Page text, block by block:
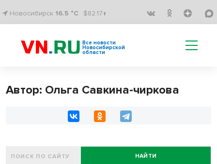
Новосибирск 16.5 °C $82.17↑
Все новости
Новосибирской
области
Автор: Ольга Савкина-чиркова
НАЙТИ